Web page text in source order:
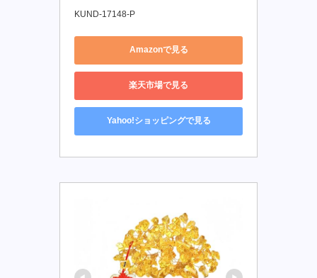
KUND-17148-P
Amazonで見る
楽天市場で見る
Yahoo!ショッピングで見る